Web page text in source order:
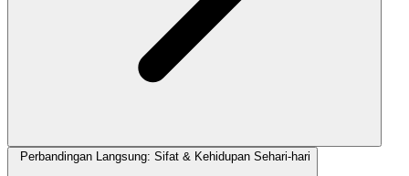
Perbandingan Langsung: Sifat & Kehidupan Sehari-hari